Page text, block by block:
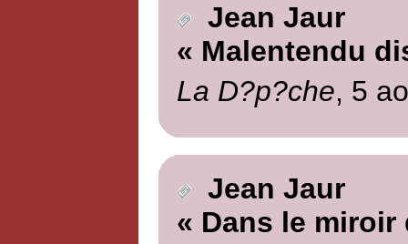
Jean Jaur
« Malentendu
La D?p?che, 5
Jean Jaur
« Dans le miroir